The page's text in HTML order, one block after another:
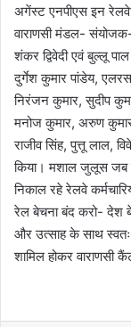
अगेंस्ट एनपीएस इन
वाराणसी मंडल-
शंकर द्विवेदी एवं बुल्लू
दुर्गेश कुमार पांडेय,
निरंजन कुमार, सुदीप
मनोज कुमार, अरुण कुमार,
राजीव सिंह, पुत्तू लाल,
किया। मशाल जुलूस जब
निकाल रहे रेलवे
रेल बेचना बंद करो- देश
और उत्साह के साथ
शामिल होकर